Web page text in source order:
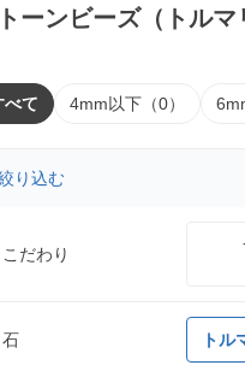
ーンビーズ（トルマ
べて 4mm以下（0）
り込む
こだわり
石 トル